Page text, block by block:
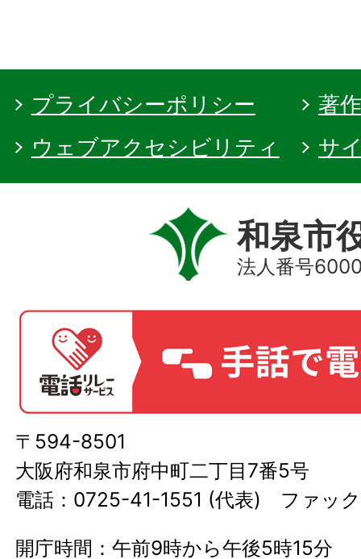
プライバシーポリシー
著
ウェブアクセシビリティ
サ
和泉市
法人番号
〒594-8501
大阪府和泉市府中町二丁目7番5号
電話：0725-41-1551 (代表) ファッ
開庁時間：午前9時から午後5時15分